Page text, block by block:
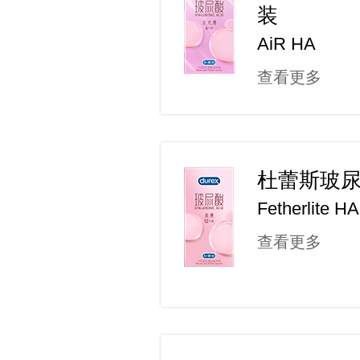
装
AiR HA
查看更多
杜蕾斯玻
Fetherlite HA
查看更多